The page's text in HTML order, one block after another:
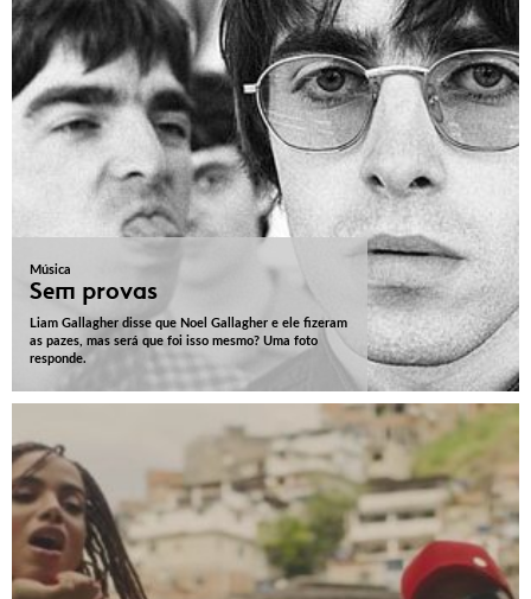
Música
Sem provas
Liam Gallagher disse que Noel Gallagher e ele fizeram
as pazes, mas será que foi isso mesmo? Uma foto
responde.